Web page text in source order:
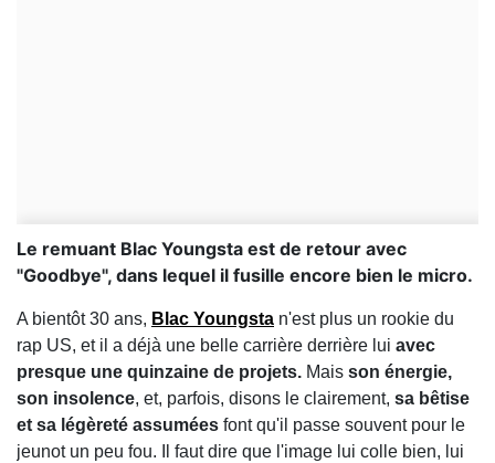
Le remuant Blac Youngsta est de retour avec
"Goodbye", dans lequel il fusille encore bien le micro.
A bientôt 30 ans, Blac Youngsta n'est plus un rookie du
rap US, et il a déjà une belle carrière derrière lui avec
presque une quinzaine de projets. Mais son énergie,
son insolence, et, parfois, disons le clairement, sa bêtise
et sa légèreté assumées font qu'il passe souvent pour le
jeunot un peu fou. Il faut dire que l'image lui colle bien, lui